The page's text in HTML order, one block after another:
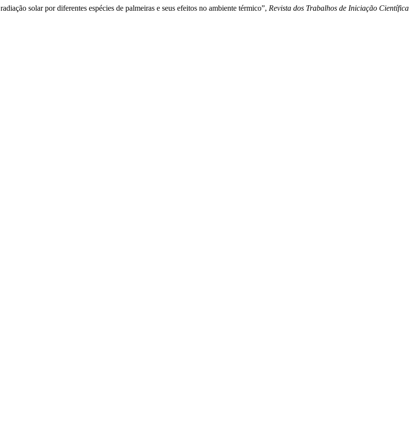
solar por diferentes espécies de palmeiras e seus efeitos no ambiente térmico”, Revista dos Trabalhos de Iniciação Científica